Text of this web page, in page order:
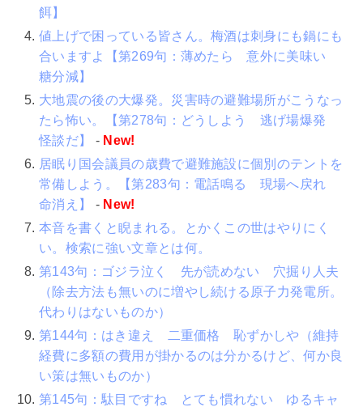
餌】
値上げで困っている皆さん。梅酒は刺身にも鍋にも
合いますよ【第269句：薄めたら 意外に美味い
糖分減】
大地震の後の大爆発。災害時の避難場所がこうなっ
たら怖い。【第278句：どうしよう 逃げ場爆発
怪談だ】
- New!
居眠り国会議員の歳費で避難施設に個別のテントを
常備しよう。【第283句：電話鳴る 現場へ戻れ
命消え】
- New!
本音を書くと睨まれる。とかくこの世はやりにく
い。検索に強い文章とは何。
第143句：ゴジラ泣く 先が読めない 穴掘り人夫
（除去方法も無いのに増やし続ける原子力発電所。
代わりはないものか）
第144句：はき違え 二重価格 恥ずかしや（維持
経費に多額の費用が掛かるのは分かるけど、何か良
い策は無いものか）
第145句：駄目ですね とても慣れない ゆるキャ